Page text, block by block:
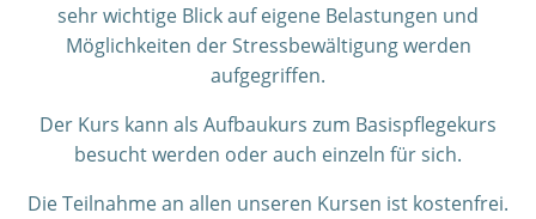
sehr wichtige Blick auf eigene Belastungen und
Möglichkeiten der Stressbewältigung werden
aufgegriffen.
Der Kurs kann als Aufbaukurs zum Basispflegekurs
besucht werden oder auch einzeln für sich.
Die Teilnahme an allen unseren Kursen ist kostenfrei.